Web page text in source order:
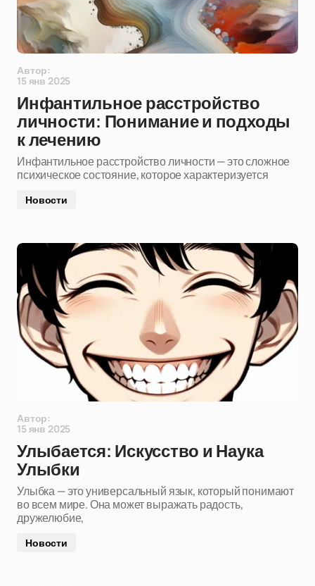
Автор:
15 янв 2025
Инфантильное расстройство
личности: Понимание и подходы
к лечению
Инфантильное расстройство личности — это сложное
психическое состояние, которое характеризуется
Новости
Автор:
15 янв 2025
Улыбается: Искусство и Наука
Улыбки
Улыбка — это универсальный язык, который понимают
во всем мире. Она может выражать радость,
дружелюбие,
Новости